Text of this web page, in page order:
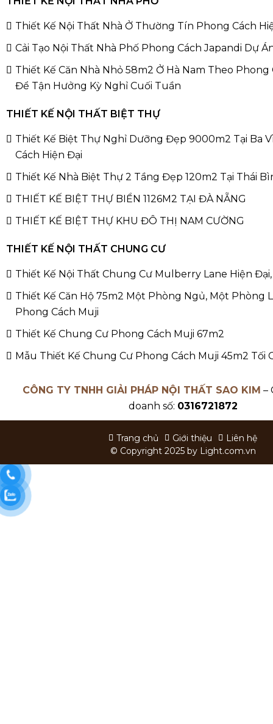
Thiết Kế Nội Thất Nhà Ở Thường Tín Phong Cách
Cải Tạo Nội Thất Nhà Phố Phong Cách Japandi Dự
Thiết Kế Căn Nhà Nhỏ 58m2 Ở Hà Nam Theo Phong
Để Tận Hưởng Kỳ Nghỉ Cuối Tuần
THIẾT KẾ NỘI THẤT BIỆT THỰ
Thiết Kế Biệt Thự Nghỉ Dưỡng Đẹp 9000m2 Tại Ba
Cách Hiện Đại
Thiết Kế Nhà Biệt Thự 2 Tầng Đẹp 120m2 Tại Thái
THIẾT KẾ BIỆT THỰ BIỂN 1126M2 TẠI ĐÀ NẴNG
THIẾT KẾ BIỆT THỰ KHU ĐÔ THỊ NAM CƯỜNG
THIẾT KẾ NỘI THẤT CHUNG CƯ
Thiết Kế Nội Thất Chung Cư Mulberry Lane Hiện
Thiết Kế Căn Hộ 75m2 Một Phòng Ngủ, Một Phòng
Phong Cách Muji
Thiết Kế Chung Cư Phong Cách Muji 67m2
Mẫu Thiết Kế Chung Cư Phong Cách Muji 45m2 Tối
CÔNG TY TNHH GIẢI PHÁP NỘI THẤT SAO KIM –
doanh số: 0316721872
Trang chủ Giới thiệu
Liên hệ
© Copyright 2025 by Light.com.vn